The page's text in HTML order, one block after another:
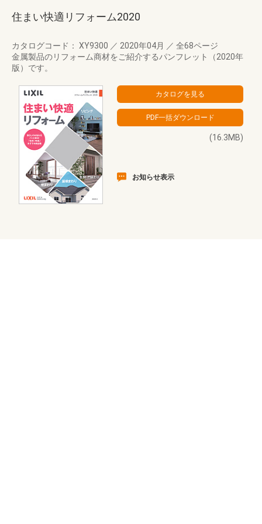
住まい快適リフォーム2020
カタログコード： XY9300 ／ 2020年04月 ／ 全68ページ
金属製品のリフォーム商材をご紹介するパンフレット（2020年
版）です。
(16.3MB)
お知らせ表示